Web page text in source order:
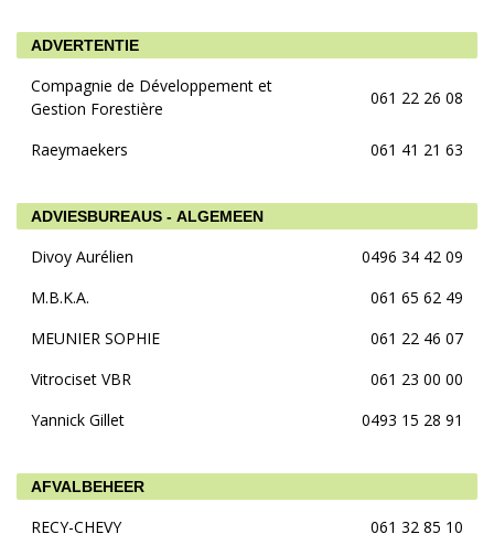
ADVERTENTIE
Compagnie de Développement et
Gestion Forestière
061 22 26 08
Raeymaekers 061 41 21 63
ADVIESBUREAUS - ALGEMEEN
Divoy Aurélien
0496 34 42 09
M.B.K.A.
061 65 62 49
MEUNIER SOPHIE
061 22 46 07
Vitrociset VBR
061 23 00 00
Yannick Gillet
0493 15 28 91
AFVALBEHEER
RECY-CHEVY 061 32 85 10